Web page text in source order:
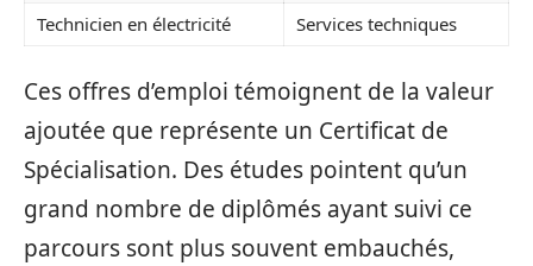
Technicien en électricité
Services techniques
Ces offres d’emploi témoignent de la valeur
ajoutée que représente un Certificat de
Spécialisation. Des études pointent qu’un
grand nombre de diplômés ayant suivi ce
parcours sont plus souvent embauchés,